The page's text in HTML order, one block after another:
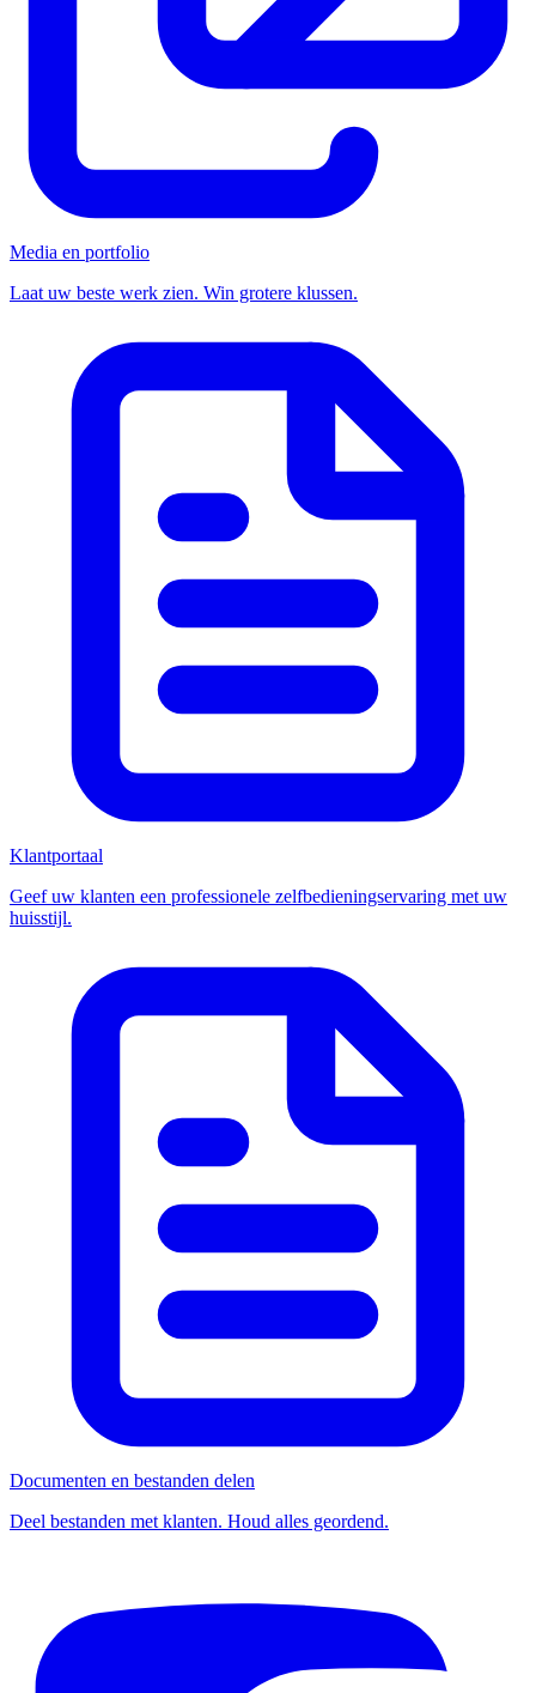
Media en portfolio
Laat uw beste werk zien. Win grotere klussen.
Klantportaal
Geef uw klanten een professionele zelfbedieningservaring met uw
huisstijl.
Documenten en bestanden delen
Deel bestanden met klanten. Houd alles geordend.